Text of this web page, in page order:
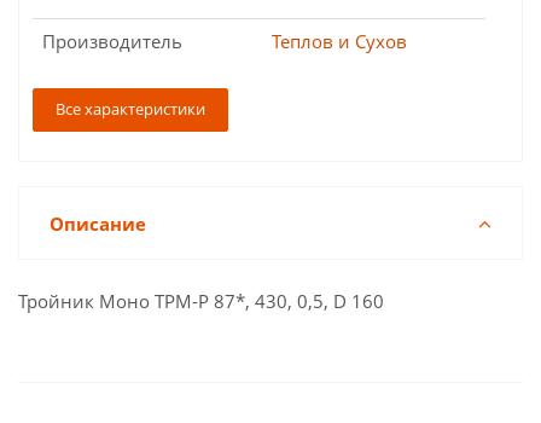
Производитель Теплов и Сухов
Все характеристики
Описание
Тройник Моно ТРМ-Р 87*, 430, 0,5, D 160